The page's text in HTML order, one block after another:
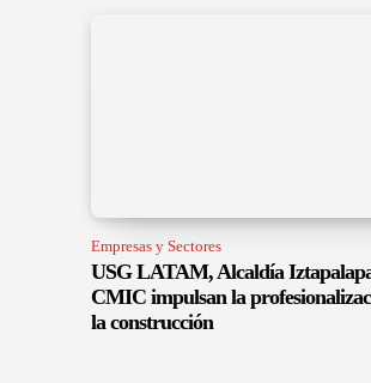
Empresas y Sectores
USG LATAM, Alcaldía
CMIC impulsan la
la construcción